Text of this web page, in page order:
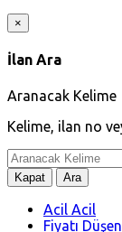
×
İlan Ara
Aranacak Kelime
Kelime, ilan no
Kapat Ara
Acil Acil
Fiyatı